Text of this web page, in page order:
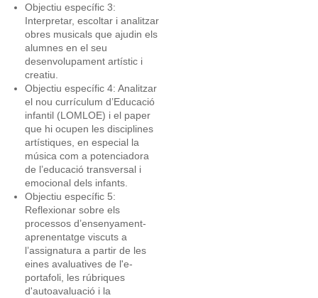
Objectiu específic 3:
Interpretar, escoltar i analitzar
obres musicals que ajudin els
alumnes en el seu
desenvolupament artístic i
creatiu.
Objectiu específic 4: Analitzar
el nou currículum d’Educació
infantil (LOMLOE) i el paper
que hi ocupen les disciplines
artístiques, en especial la
música com a potenciadora
de l’educació transversal i
emocional dels infants.
Objectiu específic 5:
Reflexionar sobre els
processos d’ensenyament-
aprenentatge viscuts a
l’assignatura a partir de les
eines avaluatives de l'e-
portafoli, les rúbriques
d'autoavaluació i la